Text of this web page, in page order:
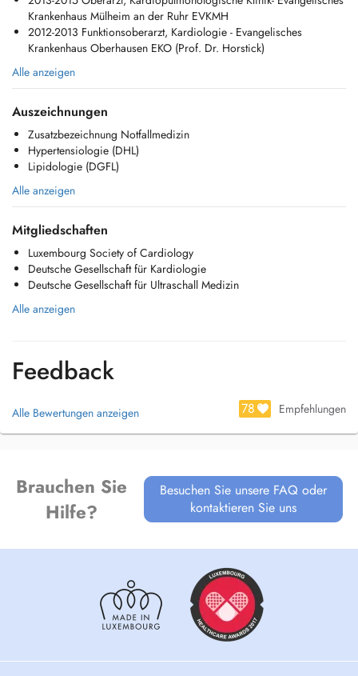
- Cardiovascular check-up
- Shortness of Breath Consultation
- Chest Pain Consultation
- Blood Pressure Consultation
- Lipidology Consultation
- Arrhythmia Consultation
- Syncope (Fainting) Consultation
- Hormone Replacement Therapy Consultation
More information: https://care.findelmedic.lu/dr-paschalis-kekes/
Extensive clinical experience in Germany and founding physician of
Herzquartier in Mülheim. For more information:
https://www.herzquartier.de/herzquartier-muelheim/
Secretariat: +352 27 99 59 59
Un centre médical pluridisciplinaire au Findel. Parcours de soin.
Parcours de prévention.
Krankenhaus Mülheim an der Ruhr EVKMH
2012-2013 Funktionsoberarzt, Kardiologie - Evangelisches
Krankenhaus Oberhausen EKO (Prof. Dr. Horstick)
Alle anzeigen
Auszeichnungen
Zusatzbezeichnung Notfallmedizin
Hypertensiologie (DHL)
Lipidologie (DGFL)
Alle anzeigen
Mitgliedschaften
Luxembourg Society of Cardiology
Deutsche Gesellschaft für Kardiologie
Deutsche Gesellschaft für Ultraschall Medizin
Alle anzeigen
Feedback
Alle Bewertungen anzeigen 78 Empfehlungen
Brauchen Sie
Hilfe?
Besuchen Sie unsere FAQ oder
kontaktieren Sie uns